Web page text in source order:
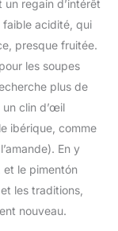
regain d’intérêt
faible acidité, qui
presque fruitée.
les soupes
plus de
clin d’œil
ibérique, comme
En y
et le pimentón
les traditions,
nouveau.